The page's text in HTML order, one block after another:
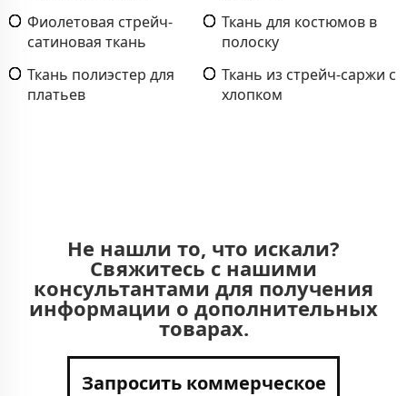
Фиолетовая стрейч-
сатиновая ткань
Ткань для костюмов в
полоску
Ткань полиэстер для
платьев
Ткань из стрейч-саржи с
хлопком
Не нашли то, что искали?
Свяжитесь с нашими
консультантами для получения
информации о дополнительных
товарах.
Запросить коммерческое